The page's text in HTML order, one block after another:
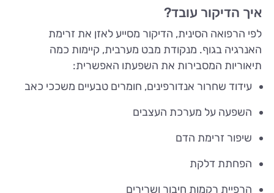
איך הדיקור עובד?
לפי הרפואה הסינית, הדיקור מסייע לאזן את זרימת
האנרגיה בגוף. מנקודת מבט מערבית, קיימות כמה
תיאוריות המסבירות את השפעתו האפשרית:
עידוד שחרור אנדורפינים, חומרים טבעיים משככי כאב
השפעה על מערכת העצבים
שיפור זרימת הדם
הפחתת דלקת
הרפיית רקמות חיבור ושרירים